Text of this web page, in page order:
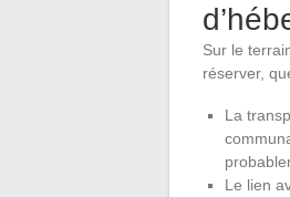
Sur le
réserver,
La
Le lien